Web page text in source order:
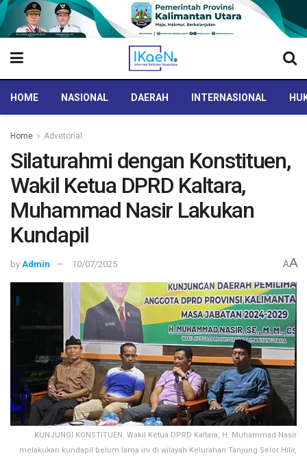
HOME NASIONAL DAERAH INTERNASIONAL
Home Advetorial
Silaturahmi dengan Konstituen,
Wakil Ketua DPRD Kaltara,
Muhammad Nasir Lakukan
Kundapil
by Admin 10/07/2025 AA
KUNJUNGI KONSTITUEN: Wakil Ketua DPRD Kaltara, H. Muhammad Nasir
melakukan kundapil belum lama ini di wilayah Kelurahan Tanjung Selor Hilir,